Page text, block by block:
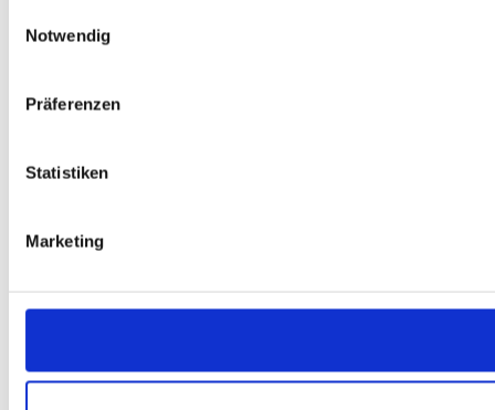
Notwendig
Präferenzen
Statistiken
Marketing